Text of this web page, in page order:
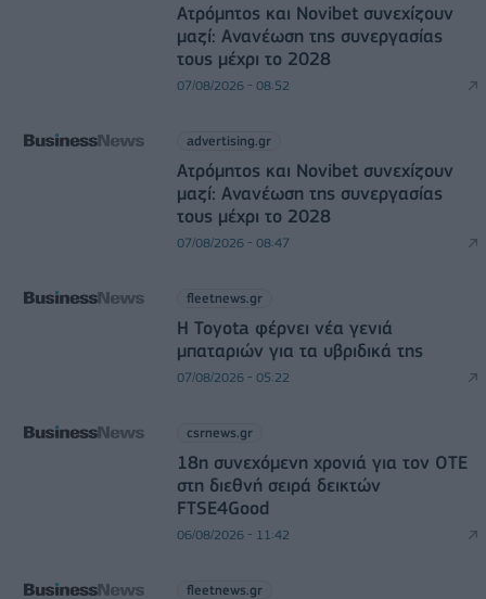
Ατρόμητος και Novibet συνεχίζουν
μαζί: Ανανέωση της συνεργασίας
τους μέχρι το 2028
07/08/2026 - 08:52
advertising.gr
Ατρόμητος και Novibet συνεχίζουν
μαζί: Ανανέωση της συνεργασίας
τους μέχρι το 2028
07/08/2026 - 08:47
fleetnews.gr
Η Toyota φέρνει νέα γενιά
μπαταριών για τα υβριδικά της
07/08/2026 - 05:22
csrnews.gr
18η συνεχόμενη χρονιά για τον ΟΤΕ
στη διεθνή σειρά δεικτών
FTSE4Good
06/08/2026 - 11:42
fleetnews.gr